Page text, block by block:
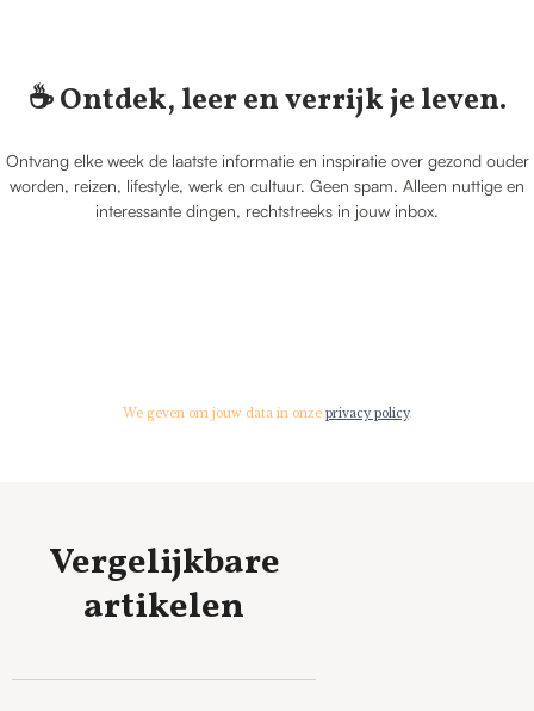
☕️ Ontdek, leer en verrijk je leven.
Ontvang elke week de laatste informatie en inspiratie over gezond ouder
worden, reizen, lifestyle, werk en cultuur. Geen spam. Alleen nuttige en
interessante dingen, rechtstreeks in jouw inbox.
We geven om jouw data in onze privacy policy.
Vergelijkbare
artikelen